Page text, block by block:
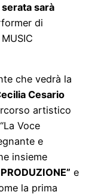
sarà
di
che vedrà la
Cesario
artistico
Voce
e
insieme
e
la prima